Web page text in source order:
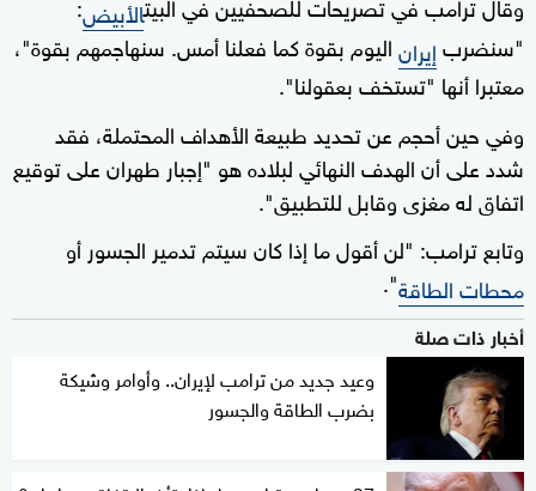
الأبيض
"سنضربإيراناليوم بقوة كما فعلنا أمس. سنهاجمهم بقوة"،
معتبرا أنها "تستخف بعقولنا".
وفي حين أحجم عن تحديد طبيعة الأهداف المحتملة، فقد
شدد على أن الهدف النهائي لبلاده هو "إجبار طهران على توقيع
اتفاق له مغزى وقابل للتطبيق".
وتابع ترامب: "لن أقول ما إذا كان سيتم تدمير الجسور أو
محطات الطاقة".
أخبار ذات صلة
وعيد جديد من ترامب لإيران.. وأوامر وشيكة
بضرب الطاقة والجسور